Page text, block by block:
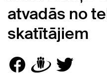
atvadās no
skatītājiem